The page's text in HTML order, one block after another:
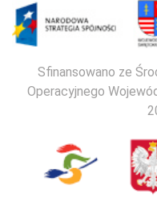
Sfinansowano ze
Operacyjnego